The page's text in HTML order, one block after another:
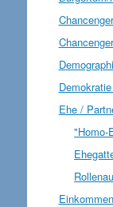
Ehe /
"Homo-